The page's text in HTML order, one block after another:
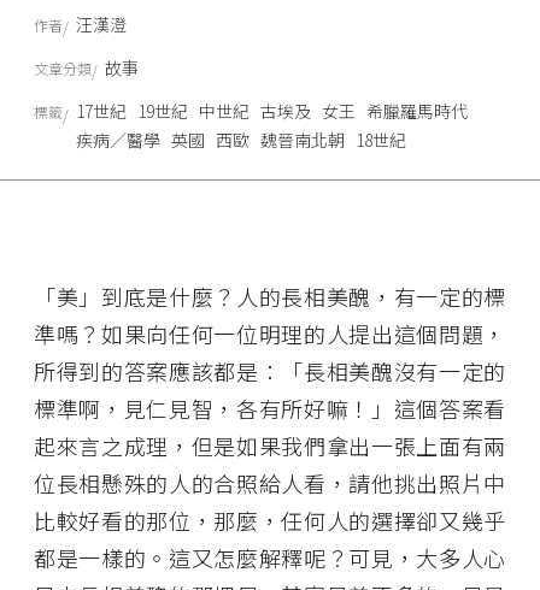
「美」到底是什麼？人的長相美醜，有一定的標
準嗎？如果向任何一位明理的人提出這個問題，
所得到的答案應該都是：「長相美醜沒有一定的
標準啊，見仁見智，各有所好嘛！」這個答案看
起來言之成理，但是如果我們拿出一張上面有兩
位長相懸殊的人的合照給人看，請他挑出照片中
比較好看的那位，那麼，任何人的選擇卻又幾乎
都是一樣的。這又怎麼解釋呢？可見，大多人心
作者 汪漢澄
文章分類 故事
標籤 17世紀 19世紀 中世紀 古埃及 女王 希臘羅馬時代
疾病／醫學 英國 西歐 魏晉南北朝 18世紀